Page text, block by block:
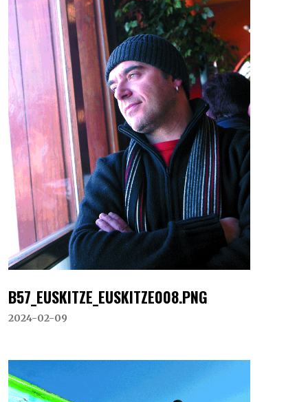
B57_EUSKITZE_EUSKITZE008.PNG
2024-02-09